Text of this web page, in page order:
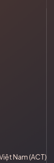
Nam (ACT)